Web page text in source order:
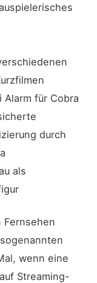
Alarm für Cobra
durch
als
Fernsehen
wenn eine
Streaming-